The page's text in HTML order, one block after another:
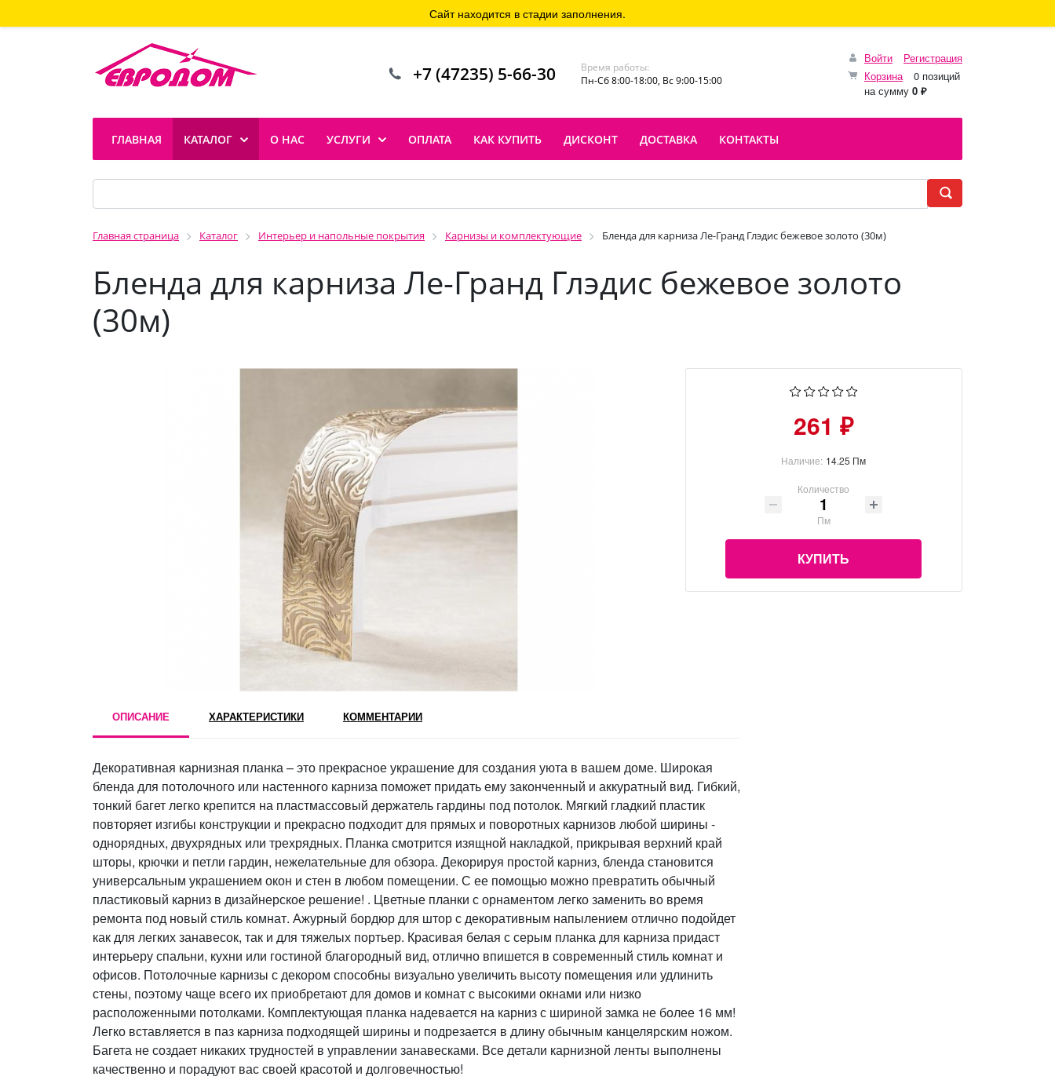
Войти
Регистрация
Корзина
0 позиций
на сумму 0 ₽
+7 (47235) 5-66-30
Время работы:
Пн-Сб 8:00-18:00, Вс 9:00-15:00
ГЛАВНАЯ КАТАЛОГ О НАС УСЛУГИ ОПЛАТА КАК КУПИТЬ ДИСКОНТ ДОСТАВКА КОНТАКТЫ
Главная страница Каталог Интерьер и напольные покрытия Карнизы и комплектующие Бленда для карниза Ле-Гранд Глэдис бежевое золото (30м)
Бленда для карниза Ле-Гранд Глэдис бежевое золото
(30м)
Сайт находится в стадии заполнения.
261 ₽
Наличие: 14.25 Пм
Количество
Пм
КУПИТЬ
ОПИСАНИЕ ХАРАКТЕРИСТИКИ КОММЕНТАРИИ
Декоративная карнизная планка – это прекрасное украшение для создания уюта в вашем доме. Широкая
бленда для потолочного или настенного карниза поможет придать ему законченный и аккуратный вид. Гибкий,
тонкий багет легко крепится на пластмассовый держатель гардины под потолок. Мягкий гладкий пластик
повторяет изгибы конструкции и прекрасно подходит для прямых и поворотных карнизов любой ширины -
однорядных, двухрядных или трехрядных. Планка смотрится изящной накладкой, прикрывая верхний край
шторы, крючки и петли гардин, нежелательные для обзора. Декорируя простой карниз, бленда становится
универсальным украшением окон и стен в любом помещении. С ее помощью можно превратить обычный
пластиковый карниз в дизайнерское решение! . Цветные планки с орнаментом легко заменить во время
ремонта под новый стиль комнат. Ажурный бордюр для штор с декоративным напылением отлично подойдет
как для легких занавесок, так и для тяжелых портьер. Красивая белая с серым планка для карниза придаст
интерьеру спальни, кухни или гостиной благородный вид, отлично впишется в современный стиль комнат и
офисов. Потолочные карнизы с декором способны визуально увеличить высоту помещения или удлинить
стены, поэтому чаще всего их приобретают для домов и комнат с высокими окнами или низко
расположенными потолками. Комплектующая планка надевается на карниз с шириной замка не более 16 мм!
Легко вставляется в паз карниза подходящей ширины и подрезается в длину обычным канцелярским ножом.
Багета не создает никаких трудностей в управлении занавесками. Все детали карнизной ленты выполнены
качественно и порадуют вас своей красотой и долговечностью!